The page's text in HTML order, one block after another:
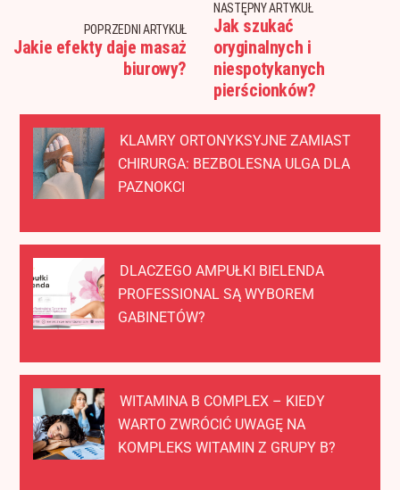
POPRZEDNI ARTYKUŁ
Jakie efekty daje masaż
biurowy?
NASTĘPNY ARTYKUŁ
Jak szukać
oryginalnych i
niespotykanych
pierścionków?
KLAMRY ORTONYKSYJNE ZAMIAST
CHIRURGA: BEZBOLESNA ULGA DLA
PAZNOKCI
DLACZEGO AMPUŁKI BIELENDA
PROFESSIONAL SĄ WYBOREM
GABINETÓW?
WITAMINA B COMPLEX – KIEDY
WARTO ZWRÓCIĆ UWAGĘ NA
KOMPLEKS WITAMIN Z GRUPY B?